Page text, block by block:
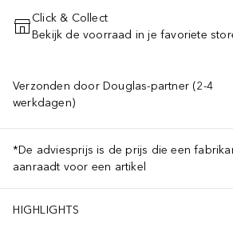
VOEG TOE AAN
Click & Collect
Bekijk de voorraad in je favoriete
Verzonden door Douglas-partner (2-4
werkdagen)
*De adviesprijs is de prijs die een
aanraadt voor een artikel
HIGHLIGHTS